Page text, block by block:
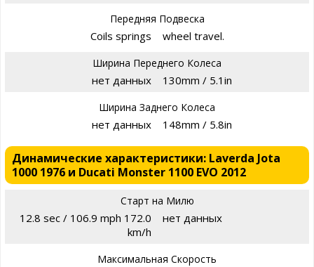
Передняя Подвеска
Coils springs wheel travel.
Ширина Переднего Колеса
нет данных 130mm / 5.1in
Ширина Заднего Колеса
нет данных 148mm / 5.8in
Динамические характеристики: Laverda Jota
1000 1976 и Ducati Monster 1100 EVO 2012
Старт на Милю
12.8 sec / 106.9 mph 172.0
km/h
нет данных
Максимальная Скорость